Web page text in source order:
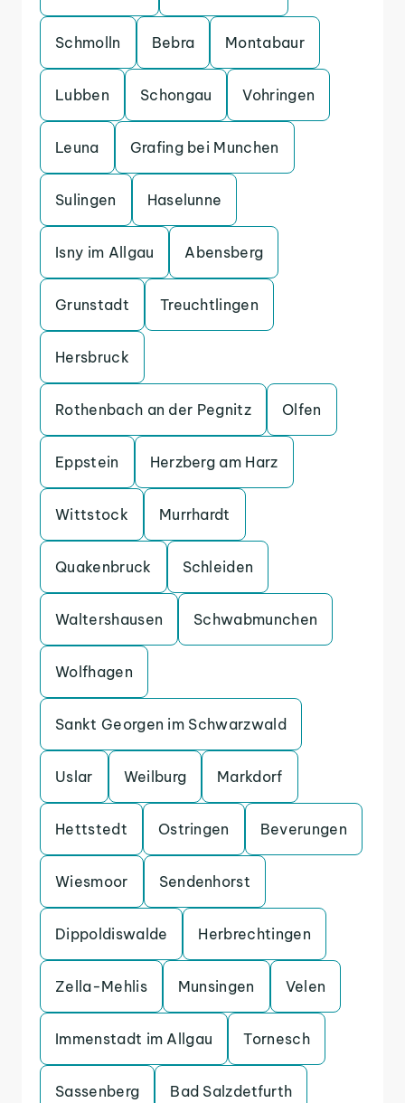
Schmolln Bebra Montabaur
Lubben Schongau Vohringen
Leuna Grafing bei Munchen
Sulingen Haselunne
Isny im Allgau Abensberg
Grunstadt Treuchtlingen
Hersbruck
Rothenbach an der Pegnitz Olfen
Eppstein Herzberg am Harz
Wittstock Murrhardt
Quakenbruck Schleiden
Waltershausen Schwabmunchen
Wolfhagen
Sankt Georgen im Schwarzwald
Uslar Weilburg Markdorf
Hettstedt Ostringen Beverungen
Wiesmoor Sendenhorst
Dippoldiswalde Herbrechtingen
Zella-Mehlis Munsingen Velen
Immenstadt im Allgau Tornesch
Sassenberg Bad Salzdetfurth